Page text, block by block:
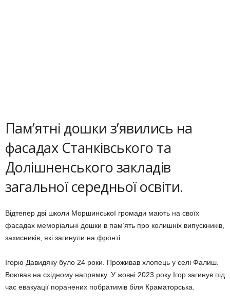
Пам’ятні дошки з’явились на
фасадах Станківського та
Долішненського закладів
загальної середньої освіти.
Відтепер дві школи Моршинської громади мають на своїх
фасадах меморіальні дошки в пам’ять про колишніх випускників,
захисників, які загинули на фронті.
Ігорю Давидяку було 24 роки. Проживав хлопець у селі Фалиш.
Воював на східному напрямку. У жовні 2023 року Ігор загинув під
час евакуації поранених побратимів біля Краматорська.